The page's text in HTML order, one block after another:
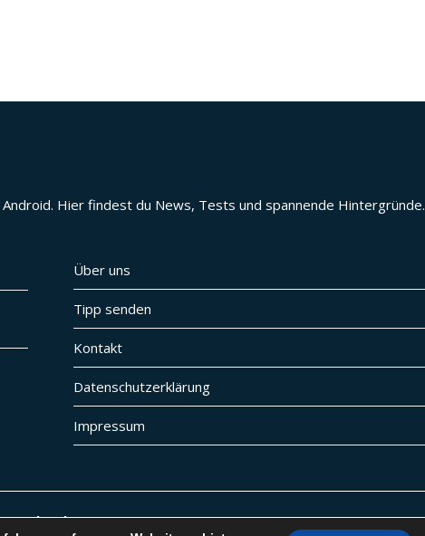
Hier findest du News, Tests und spannende Hintergründe.
Über uns
Tipp senden
Kontakt
Datenschutzerklärung
Impressum
vybe.ch